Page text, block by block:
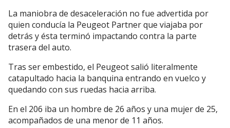
La maniobra de desaceleración no fue advertida por
quien conducía la Peugeot Partner que viajaba por
detrás y ésta terminó impactando contra la parte
trasera del auto.
Tras ser embestido, el Peugeot salió literalmente
catapultado hacia la banquina entrando en vuelco y
quedando con sus ruedas hacia arriba.
En el 206 iba un hombre de 26 años y una mujer de 25,
acompañados de una menor de 11 años.